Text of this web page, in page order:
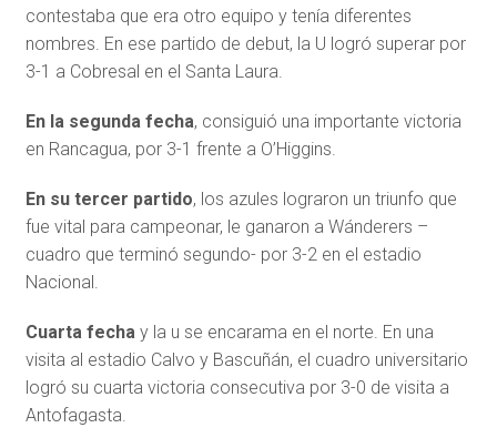
contestaba que era otro equipo y tenía diferentes
nombres. En ese partido de debut, la U logró superar por
3-1 a Cobresal en el Santa Laura.
En la segunda fecha, consiguió una importante victoria
en Rancagua, por 3-1 frente a O’Higgins.
En su tercer partido, los azules lograron un triunfo que
fue vital para campeonar, le ganaron a Wánderers –
cuadro que terminó segundo- por 3-2 en el estadio
Nacional.
Cuarta fecha y la u se encarama en el norte. En una
visita al estadio Calvo y Bascuñán, el cuadro universitario
logró su cuarta victoria consecutiva por 3-0 de visita a
Antofagasta.